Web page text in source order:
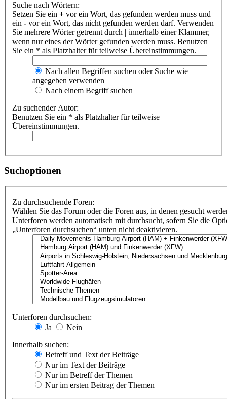
Suche nach Wörtern:
Setzen Sie ein + vor ein Wort, das gefunden werden muss und
ein - vor ein Wort, das nicht gefunden werden darf. Verwenden
Sie mehrere Wörter getrennt durch | innerhalb einer Klammer,
wenn nur eines der Wörter gefunden werden muss. Benutzen
Sie ein * als Platzhalter für teilweise Übereinstimmungen.
Nach allen Begriffen suchen oder Suche wie
angegeben verwenden
Nach einem Begriff suchen
Zu suchender Autor:
Benutzen Sie ein * als Platzhalter für teilweise
Übereinstimmungen.
Suchoptionen
Zu durchsuchende Foren:
Wählen Sie das Forum oder die Foren aus, in denen gesucht
Unterforen werden automatisch mit durchsucht, sofern Sie die
„Unterforen durchsuchen“ unten nicht deaktivieren.
Unterforen durchsuchen:
Ja
Nein
Innerhalb suchen:
Betreff und Text der Beiträge
Nur im Text der Beiträge
Nur im Betreff der Themen
Nur im ersten Beitrag der Themen